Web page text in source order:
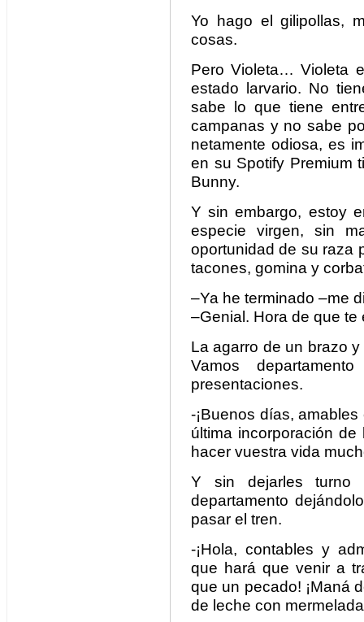
Yo hago el gilipollas,
cosas.
Pero Violeta… Violeta
estado larvario. No
sabe lo que tiene
campanas y no sabe
netamente odiosa, es
en su Spotify Premium
Bunny.
Y sin embargo, estoy
especie virgen, sin
oportunidad de su raza
tacones, gomina y
–Ya he terminado –me
–Genial. Hora de que te
La agarro de un brazo
Vamos
presentaciones.
-¡Buenos días,
última incorporación
hacer vuestra vida
Y sin dejarles turno
departamento
pasar el tren.
-¡Hola, contables y
que hará que venir a
que un pecado! ¡Maná
de leche con